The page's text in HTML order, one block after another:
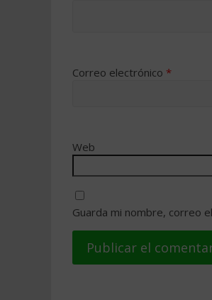
Correo electrónico *
Web
Guarda mi nombre, correo